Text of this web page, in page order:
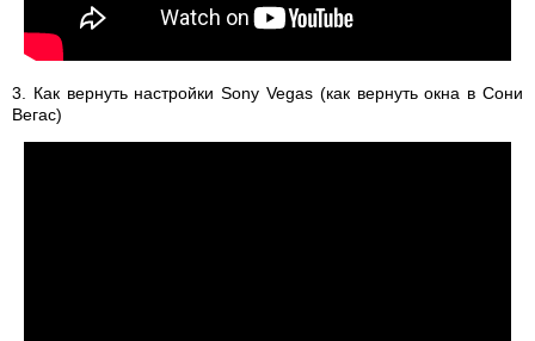
3. Как вернуть настройки Sony Vegas (как вернуть окна в Сони
Вегас)